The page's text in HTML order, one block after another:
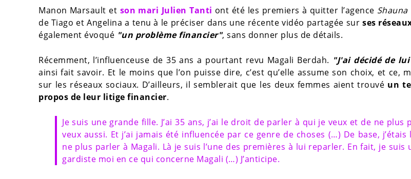
Manon Marsault et son mari Julien Tanti ont été les premiers à quitter l’agence Shauna
de Tiago et Angelina a tenu à le préciser dans une récente vidéo partagée sur ses
également évoqué "un problème financier", sans donner plus de détails.
Récemment, l’influenceuse de 35 ans a pourtant revu Magali Berdah. "J'ai décidé de
ainsi fait savoir. Et le moins que l’on puisse dire, c’est qu’elle assume son choix, et ce,
sur les réseaux sociaux. D’ailleurs, il semblerait que les deux femmes aient trouvé un
propos de leur litige financier.
Je suis une grande fille. J’ai 35 ans, j’ai le droit de parler à qui je veux et de ne plus
veux aussi. Et j’ai jamais été influencée par ce genre de choses (…) De base,
ne plus parler à Magali. Là je suis l’une des premières à lui reparler. En fait, je suis
gardiste moi en ce qui concerne Magali (…) J’anticipe.